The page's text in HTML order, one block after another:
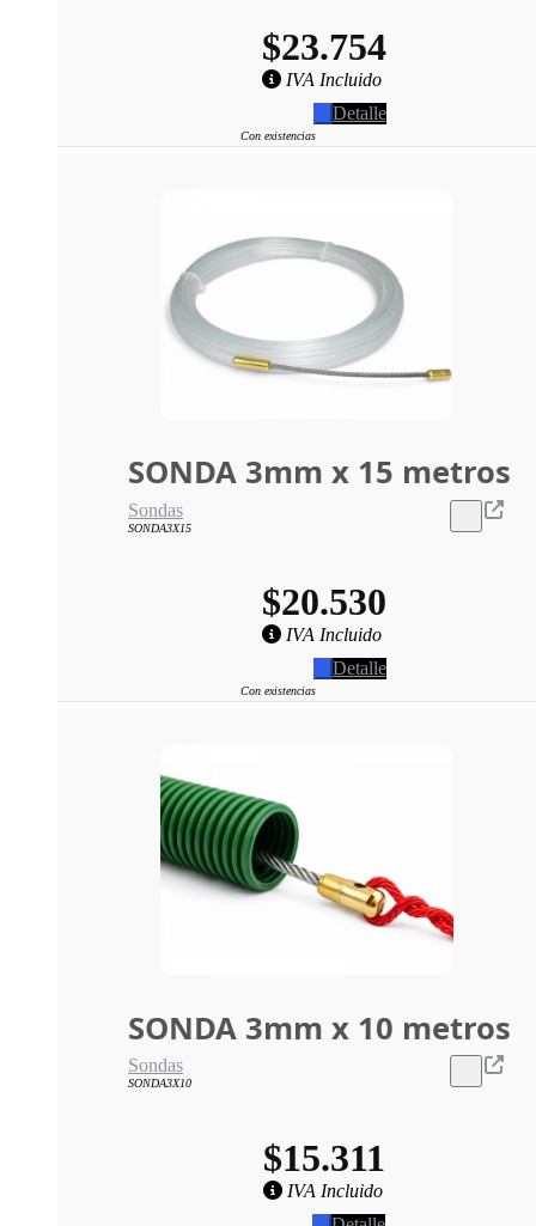
$23.754
IVA Incluido
Detalle
Con existencias
SONDA 3mm x 15 metros
Sondas
SONDA3X15
$20.530
IVA Incluido
Detalle
Con existencias
SONDA 3mm x 10 metros
Sondas
SONDA3X10
$15.311
IVA Incluido